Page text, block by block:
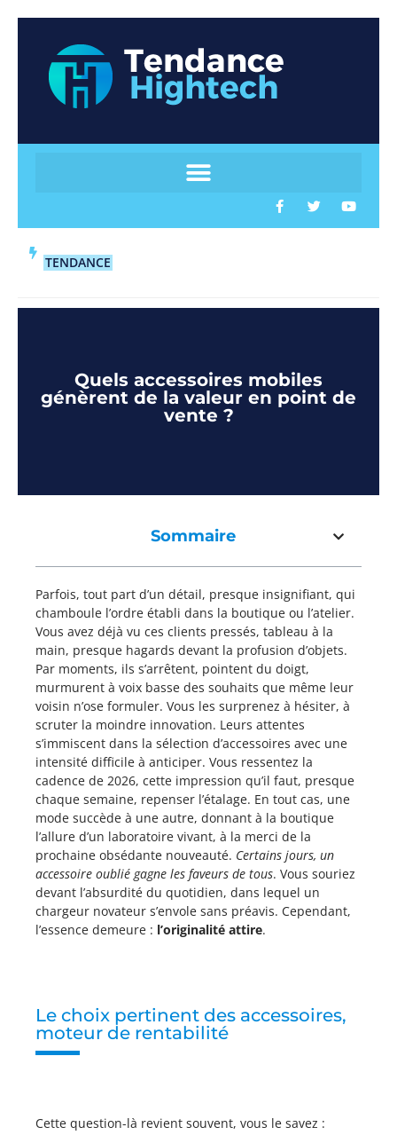
TENDANCE
Quels accessoires mobiles
génèrent de la valeur en point de
vente ?
Sommaire
Parfois, tout part d’un détail, presque insignifiant, qui
chamboule l’ordre établi dans la boutique ou l’atelier.
Vous avez déjà vu ces clients pressés, tableau à la
main, presque hagards devant la profusion d’objets.
Par moments, ils s’arrêtent, pointent du doigt,
murmurent à voix basse des souhaits que même leur
voisin n’ose formuler. Vous les surprenez à hésiter, à
scruter la moindre innovation. Leurs attentes
s’immiscent dans la sélection d’accessoires avec une
intensité difficile à anticiper. Vous ressentez la
cadence de 2026, cette impression qu’il faut, presque
chaque semaine, repenser l’étalage. En tout cas, une
mode succède à une autre, donnant à la boutique
l’allure d’un laboratoire vivant, à la merci de la
prochaine obsédante nouveauté. Certains jours, un
accessoire oublié gagne les faveurs de tous. Vous souriez
devant l’absurdité du quotidien, dans lequel un
chargeur novateur s’envole sans préavis. Cependant,
l’essence demeure : l’originalité attire.
Le choix pertinent des accessoires,
moteur de rentabilité
Cette question-là revient souvent, vous le savez :